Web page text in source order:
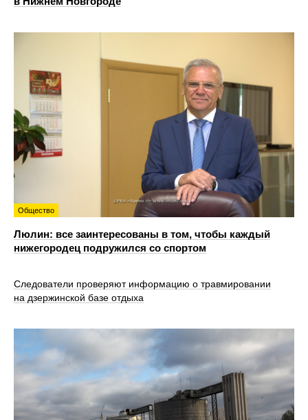
Общество
Люлин: все заинтересованы в том, чтобы каждый
нижегородец подружился со спортом
Следователи проверяют информацию о травмировании
на дзержинской базе отдыха